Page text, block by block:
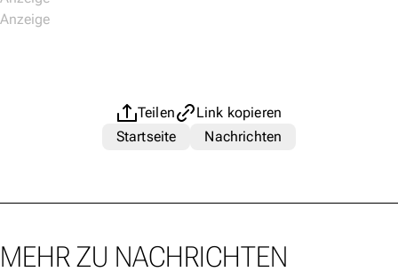
Teilen
Link kopieren
Startseite
Nachrichten
MEHR ZU NACHRICHTEN